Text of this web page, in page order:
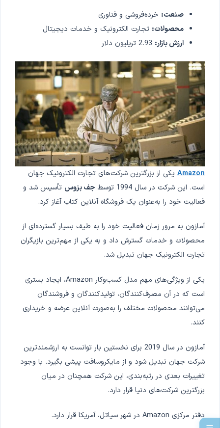
صنعت: خرده‌فروشی و فناوری
محصولات: تجارت الکترونیک و خدمات دیجیتال
ارزش بازار:
Amazon یکی از بزرگترین شرکت‌های تجارت الکترونیک جهان
است. این شرکت در سال 1994 توسط
جف بزوس تأسیس شد و
فعالیت خود را به‌عنوان یک فروشگاه آنلاین کتاب آغاز کرد.
آمازون به مرور زمان فعالیت خود را به طیف بسیار گسترده‌ای از
محصولات و خدمات گسترش داد و به یکی از مهم‌ترین بازیگران
تجارت الکترونیک جهان تبدیل شد.
یکی از ویژگی‌های مهم مدل کسب‌وکار Amazon، ایجاد بستری
است که در آن مصرف‌کنندگان، تولیدکنندگان و فروشندگان
می‌توانند محصولات مختلف را به‌صورت آنلاین عرضه و خریداری
کنند.
آمازون در سال 2019 برای نخستین بار توانست به ارزشمندترین
شرکت جهان تبدیل شود و از مایکروسافت پیشی بگیرد. با وجود
تغییرات بعدی در رتبه‌بندی، این شرکت همچنان در میان
بزرگترین شرکت‌های دنیا قرار دارد.
دفتر مرکزی Amazon در شهر سیاتل، آمریکا قرار دارد.